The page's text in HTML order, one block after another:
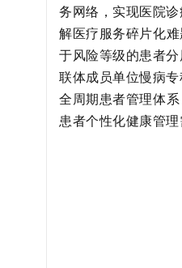
务网络，实现医院
解医疗服务碎片化
于风险等级的患者
联体成员单位慢病
全周期患者管理体
患者个性化健康管